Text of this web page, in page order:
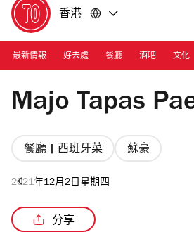
香港
最新情報 好去處 餐廳 酒吧 文化
Photograph: Courtesy Majo Tapas
Majo Tapas
餐廳 | 西班牙菜 蘇豪
2021年12月2日星期四
分享